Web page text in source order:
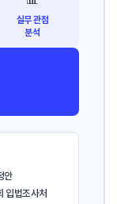
실무 관점
분석
안
입법조사처